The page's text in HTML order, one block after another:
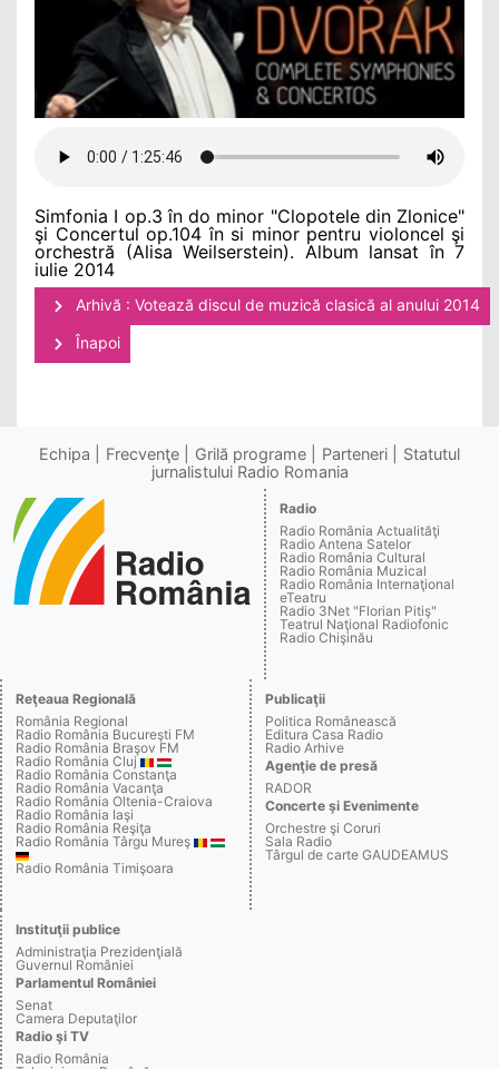
Simfonia I op.3 în do minor "Clopotele din Zlonice"
şi Concertul op.104 în si minor pentru violoncel şi
orchestră (Alisa Weilserstein). Album lansat în 7
iulie 2014
Arhivă : Votează discul de muzică clasică al anului 2014
Înapoi
Echipa Frecvenţe Grilă programe Parteneri
Statutul
jurnalistului Radio Romania
Radio
Radio România Actualităţi
Radio Antena Satelor
Radio România Cultural
Radio România Muzical
Radio România Internaţional
eTeatru
Radio 3Net "Florian Pitiş"
Teatrul Naţional Radiofonic
Radio Chişinău
Reţeaua Regională
România Regional
Radio România Bucureşti FM
Radio România Braşov FM
Radio România Cluj
Radio România Constanţa
Radio România Vacanţa
Radio România Oltenia-Craiova
Radio România Iaşi
Radio România Reşiţa
Radio România Târgu Mureş
Radio România Timişoara
Publicaţii
Politica Românească
Editura Casa Radio
Radio Arhive
Agenţie de presă
RADOR
Concerte şi Evenimente
Orchestre şi Coruri
Sala Radio
Târgul de carte GAUDEAMUS
Instituţii publice
Administraţia Prezidenţială
Guvernul României
Parlamentul României
Senat
Camera Deputaţilor
Radio şi TV
Radio România